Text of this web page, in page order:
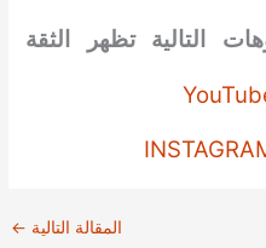
التالية تظهر الثقة
المقالة التالية ←